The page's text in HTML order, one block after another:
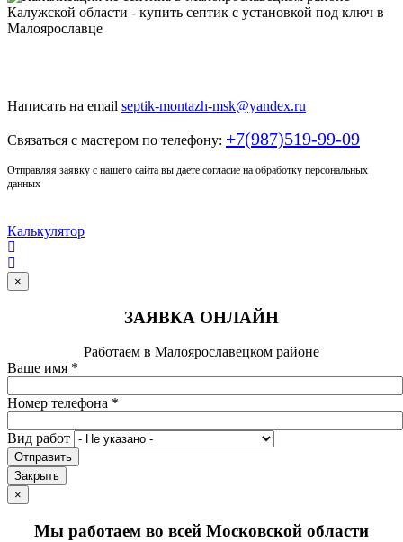
Написать на email septik-montazh-msk@yandex.ru
Связаться с мастером по телефону: +7(987)519-99-09
Отправляя заявку с нашего сайта вы даете согласие на обработку персональных
данных
Калькулятор
×
ЗАЯВКА ОНЛАЙН
Работаем в Малоярославецком районе
Ваше имя *
Номер телефона *
Вид работ
Отправить
Закрыть
×
Мы работаем во всей Московской области